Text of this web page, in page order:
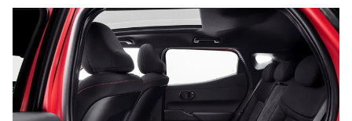
Privatleasing
Tilbud
001
Modeller
Anmeldelser
Privatleasing
Tilbud
Tucson
Santa Fe
Iveco
Se alle Iveco
Daily
Kia
Se alle Kia